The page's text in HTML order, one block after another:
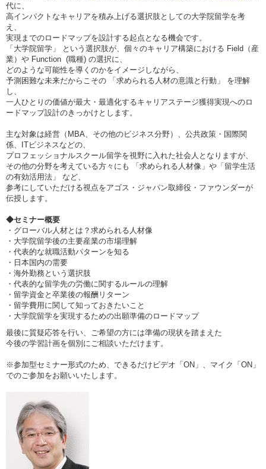
代に、
高インパクトなキャリアを積み上げる選択肢としての大学院留学を考
え、
実現までのロードマップを設計する起点となる機会です。
「大学院留学」 という選択肢が、個々のキャリア構築における Field（産
業）や Function (職種) の選択に、
どのような可能性を導くのかをイメージしながら、
予測困難な未来だからこその 「求められる人材の意識と行動」 を理解
し、
一人ひとりの価値が最大・最適化するキャリアステージ獲得実現へのロ
ードマップ設計のきっかけとします。
主な対象は経営（MBA、その他のビジネス分野）、公共政策・国際関
係、ITビジネスなどの、
プロフェッショナルスクール留学を視野に入れた社会人となりますが、
その他の分野を考えている方々にも 「求められる人材像」や「留学生活
の有効活用法」 など、
参考にしていただける視点をアゴス・ジャパン取締役・ファウンダーが
伝授します。
◆セミナー概要
・グローバル人材とは？求められる人材像
・大学院留学後の主要産業の市場理解
・代表的な就職活動パターンを知る
・日本国内の需要
・海外勤務という選択肢
・代表的な留学先の労働に関するルールの理解
・留学資金と卒業後の報酬リターン
・留学費用に関して知っておきたいこと
・大学院留学を実現するための出願準備のロードマップ
最後に質疑応答を行い、ご希望の方には準備の現状を踏まえた
今後の学習計画を個別にご相談いただけます。
※参加型セミナー形式のため、できるだけビデオ「ON」、マイク「ON」
でのご参加をお願いいたします。